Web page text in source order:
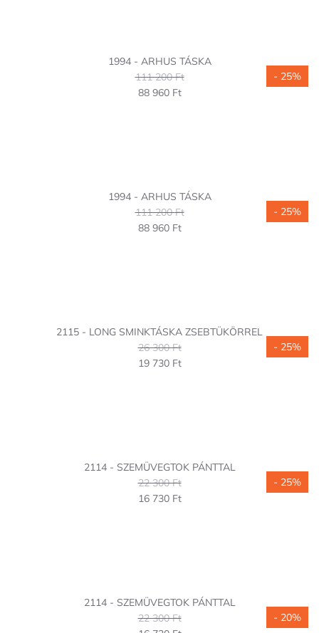
1994 - ARHUS TÁSKA
111 200 Ft
88 960 Ft
1994 - ARHUS TÁSKA
111 200 Ft
88 960 Ft
2115 - LONG SMINKTÁSKA ZSEBTÜKÖRREL
26 300 Ft
19 730 Ft
- 25%
2114 - SZEMÜVEGTOK PÁNTTAL
22 300 Ft
16 730 Ft
- 25%
2114 - SZEMÜVEGTOK PÁNTTAL
22 300 Ft
- 25%
- 25%
- 20%